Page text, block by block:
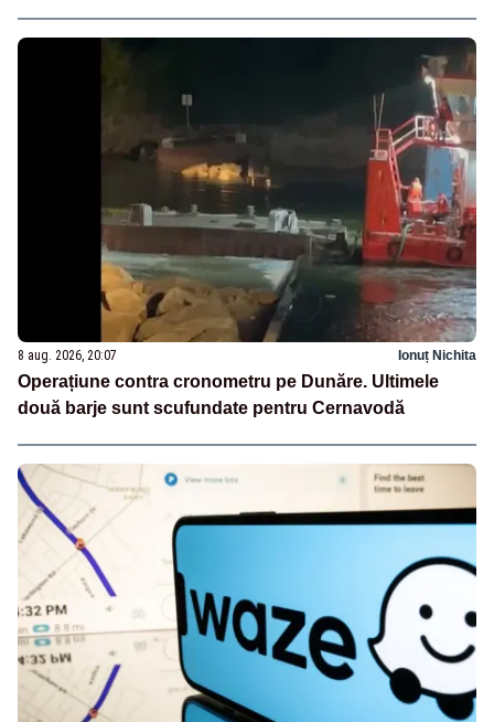
8 aug. 2026, 20:07 Ionuț Nichita
Operațiune contra cronometru pe Dunăre. Ultimele
două barje sunt scufundate pentru Cernavodă